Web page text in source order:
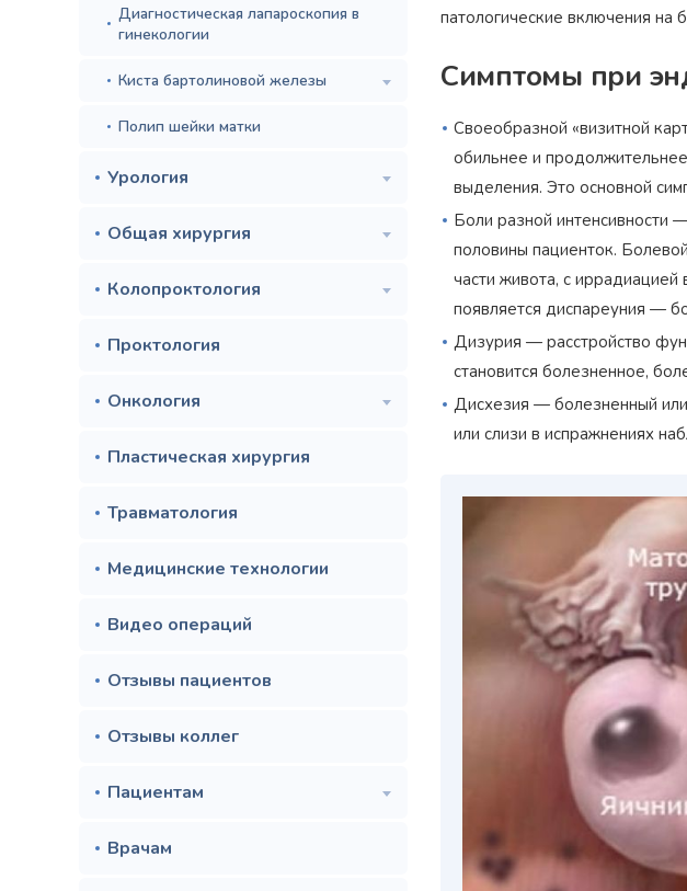
Диагностическая лапароскопия в
гинекологии
Киста бартолиновой железы
Полип шейки матки
Урология
Общая хирургия
Колопроктология
Проктология
Онкология
Пластическая хирургия
Травматология
Медицинские технологии
Видео операций
Отзывы пациентов
Отзывы коллег
Пациентам
Врачам
патологические включения на
Симптомы при
Своеобразной «визитной
обильнее и
выделения. Это основной
Боли разной интенсивности
половины пациенток.
части живота, с
появляется диспареуния —
Дизурия — расстройство
становится болезненное,
Дисхезия — болезненный
или слизи в испражнениях